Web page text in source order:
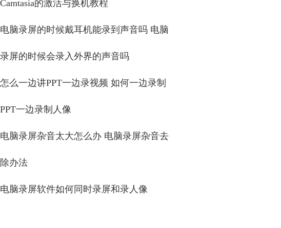
Camtasia的激活与换机教程
电脑录屏的时候戴耳机能录到声音吗 电脑
录屏的时候会录入外界的声音吗
怎么一边讲PPT一边录视频 如何一边录制
PPT一边录制人像
电脑录屏杂音太大怎么办 电脑录屏杂音去
除办法
电脑录屏软件如何同时录屏和录人像